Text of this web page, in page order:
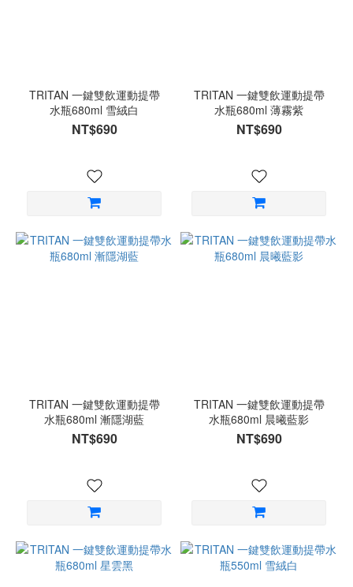
TRITAN 一鍵雙飲運動提帶
水瓶680ml 雪絨白
NT$690
TRITAN 一鍵雙飲運動提帶
水瓶680ml 薄霧紫
NT$690
TRITAN 一鍵雙飲運動提帶
水瓶680ml 漸隱湖藍
NT$690
TRITAN 一鍵雙飲運動提帶
水瓶680ml 晨曦藍影
NT$690